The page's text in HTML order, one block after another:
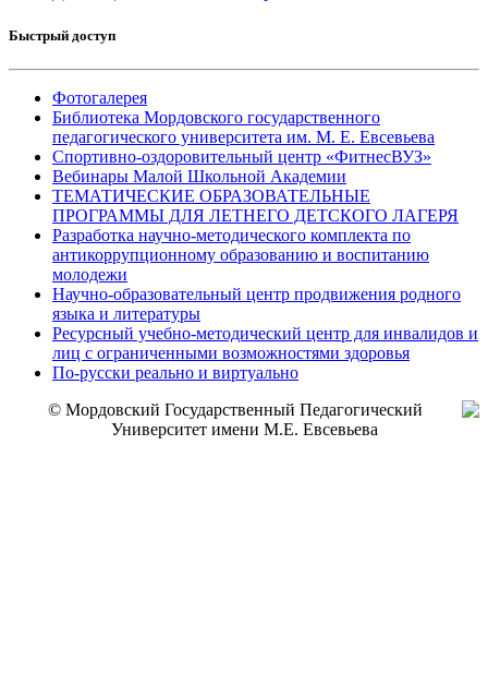
Быстрый доступ
Фотогалерея
Библиотека Мордовского государственного
педагогического университета им. М. Е. Евсевьева
Спортивно-оздоровительный центр «ФитнесВУЗ»
Вебинары Малой Школьной Академии
ТЕМАТИЧЕСКИЕ ОБРАЗОВАТЕЛЬНЫЕ
ПРОГРАММЫ ДЛЯ ЛЕТНЕГО ДЕТСКОГО ЛАГЕРЯ
Разработка научно-методического комплекта по
антикоррупционному образованию и воспитанию
молодежи
Научно-образовательный центр продвижения родного
языка и литературы
Ресурсный учебно-методический центр для инвалидов и
лиц с ограниченными возможностями здоровья
По-русски реально и виртуально
© Мордовский Государственный Педагогический
Университет имени М.Е. Евсевьева